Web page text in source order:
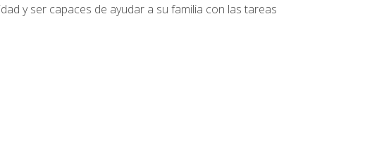
y ser capaces de ayudar a su familia con las tareas